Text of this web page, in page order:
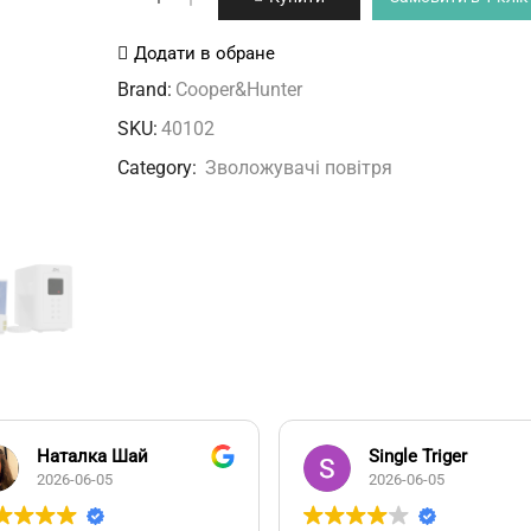
Maldives
Cooper&Hunter
Додати в обране
Brand: Cooper&Hunter
SKU: 40102
Category: Зволожувачі повітря
Наталка Шай
2026-06-05
Single Triger
2026-06-05